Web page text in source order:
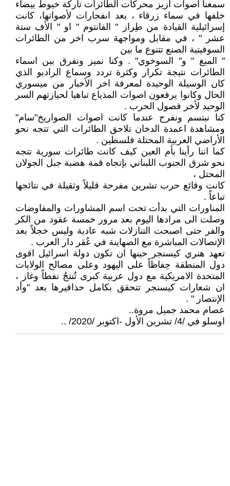
سمعنا اصوات ازيز محركات الطائرات تاركة خيوط بيضاء
خلفها في سماء زرقاء ، بعد انفجارات لأصواتها، كانت
إسرائيلية القيادة من طِراز " الفانتوم " او " الأف ستة
عشر " ، في مقابل ومواجهة سرب اخر من الطائرات
السوفيتية الصنع تتنوع ما بين
" الميغ " و" السوخوي" . وكنا نميز ونفرق بين اسماء
الطائرات نتيجة تكرار وكثرة تردد وسماع الراديو الذي
كان الوسيلة الوحيدة لمعرفة اخر الأخبار من ميسوري
الحال وكانوا يرفعون اصوات المذياع تباهيا لحيازتهم السر
الوحيد لأخر فصول الحرب .
كنا نبتسم ونفرح عندما كانت اصوات الصواريخ"سام"
ومشاهدة اعمدة الدخان تلاحق الطائرات التي تتجه نحو
الأراضي العربية المحتلة فلسطين .
كما اننا رأينا بأم العين كيف كانت طائرات سورية تتجه
نحو شرق الجنوب اللبناني بإتجاه قمة هضبة جبل الجولان
المحتل ،
كانت وقائع حرب تشرين مفرحة قليلاً وثقيلة في نتائجها
تباعاً .
المناورات التي بدأت تحت اسم المشاورات والمفاوضات
وصلت الى مرادها اليوم بعد مرور خمسة عقود من الكر
والفر حتى اصبحت التنازلات شبه عادية وليس خجلاً بعد
الإتصالات المباشرة مع الصهاينة في عُقر دار العرب .
تعهد هنري كيسنجر حينها ان تكون دولة اسرائيل اقوى
دول المنطقة حِفاظاً على اليهود وعلى مصالح الولايات
المتحدة الامريكية مع دول عربية كبرى تُنتجُ نفطاً وغاز ،
ان شعارات كيسنجر تتحقق بكامل حذافيرها بعد "وأد
الإنتصار " .
عصام محمد جميل مروة..
اوسلو في /4/ تشرين الأول -اكتوبر /2020/ ..